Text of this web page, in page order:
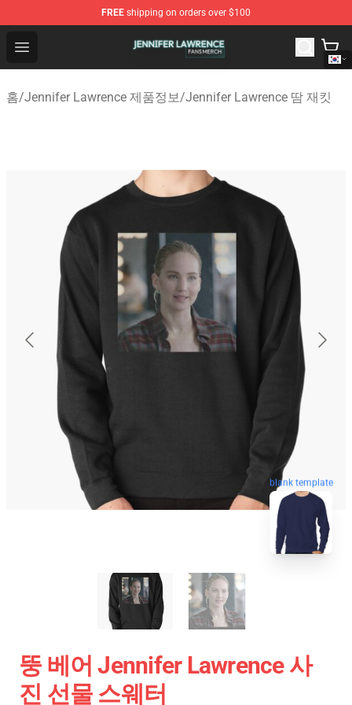
FREE shipping on orders over $100
Open menu
Jennifer Lawrence Shop - Official Jennifer Lawrence
홈/Jennifer Lawrence 제품정보/Jennifer Lawrence 땀 재킷
blank template
뚱 베어 Jennifer Lawrence 사
진 선물 스웨터